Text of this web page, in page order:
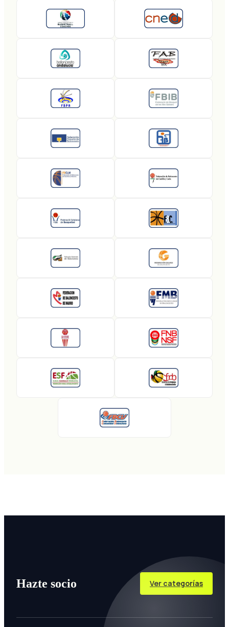
Hazte socio Ver categorías